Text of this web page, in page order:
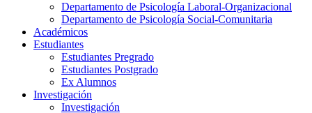
Departamento de Psicología Laboral-Organizacional
Departamento de Psicología Social-Comunitaria
Académicos
Estudiantes
Estudiantes Pregrado
Estudiantes Postgrado
Ex Alumnos
Investigación
Investigación